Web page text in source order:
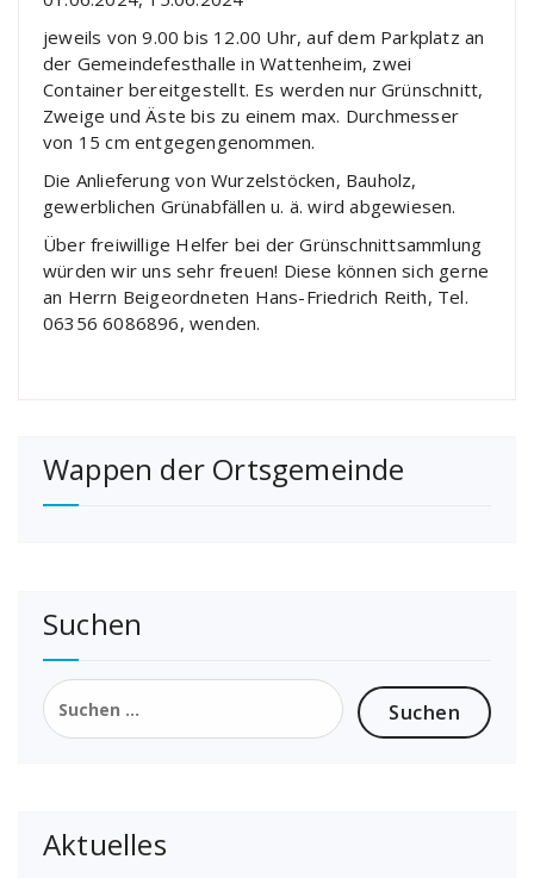
jeweils von 9.00 bis 12.00 Uhr, auf dem Parkplatz an
der Gemeindefesthalle in Wattenheim, zwei
Container bereitgestellt. Es werden nur Grünschnitt,
Zweige und Äste bis zu einem max. Durchmesser
von 15 cm entgegengenommen.
Die Anlieferung von Wurzelstöcken, Bauholz,
gewerblichen Grünabfällen u. ä. wird abgewiesen.
Über freiwillige Helfer bei der Grünschnittsammlung
würden wir uns sehr freuen! Diese können sich gerne
an Herrn Beigeordneten Hans-Friedrich Reith, Tel.
06356 6086896, wenden.
Wappen der Ortsgemeinde
Suchen
Suchen
nach:
Aktuelles